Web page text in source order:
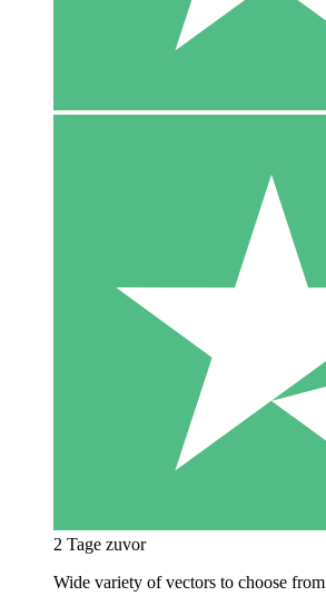
2 Tage zuvor
Wide variety of vectors to choose from